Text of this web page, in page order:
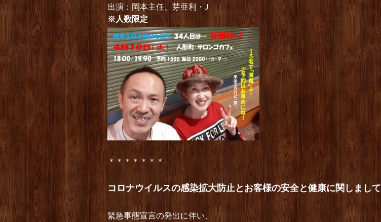
出演：岡本主任、芽亜利・J
※人数限定
＊＊＊＊＊＊＊
コロナウイルスの感染拡大防止とお客様の安全と健康に関しまして
緊急事態宣言の発出に伴い、